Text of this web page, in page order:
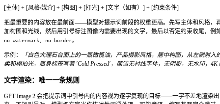
→选 GPT Image 2：当文字准确度、精控编辑和指令遵
重要时。
→选 Midjourney：当艺术质感和氛围感是首要需求，且
工作流时。
质量容忍度较高时。